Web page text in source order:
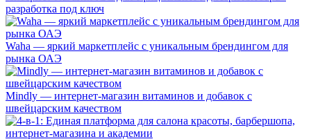
разработка под ключ
Waha — яркий маркетплейс с уникальным брендингом для
рынка ОАЭ
Mindly — интернет-магазин витаминов и добавок с
швейцарским качеством